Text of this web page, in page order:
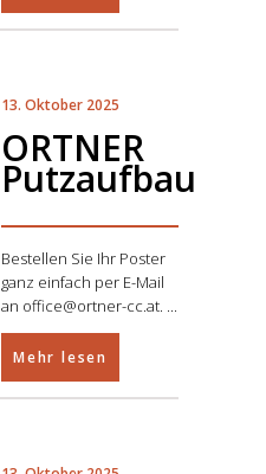
13. Oktober 2025
ORTNER
Putzaufbau
Bestellen Sie Ihr Poster
ganz einfach per E-Mail
an office@ortner-cc.at.
Mehr lesen